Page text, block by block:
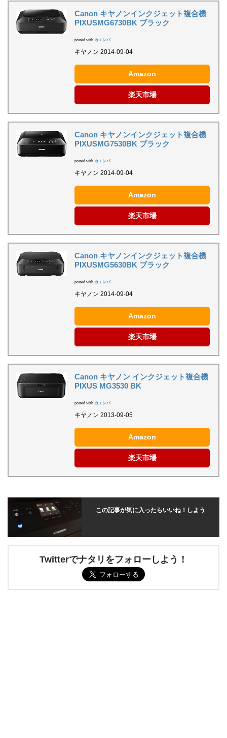
Canon キヤノンインクジェット複合機
PIXUSMG6730BK ブラック
posted with カエレバ
キヤノン 2014-09-04
Amazon
楽天市場
Canon キヤノンインクジェット複合機
PIXUSMG7530BK ブラック
posted with カエレバ
キヤノン 2014-09-04
Amazon
楽天市場
Canon キヤノンインクジェット複合機
PIXUSMG5630BK ブラック
posted with カエレバ
キヤノン 2014-09-04
Amazon
楽天市場
Canon キヤノン インクジェット複合機
PIXUS MG3530 BK
posted with カエレバ
キヤノン 2013-09-05
Amazon
楽天市場
この記事が気に入ったらいいね！しよう
Twitterでナタリをフォローしよう！